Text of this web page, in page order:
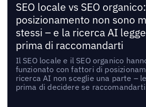
SEO locale vs SEO
posizionamento non sono
stessi – e la ricerca AI
prima di raccomandarti
Il SEO locale e il SEO organico
funzionato con fattori di
ricerca AI non sceglie una parte –
prima di decidere se